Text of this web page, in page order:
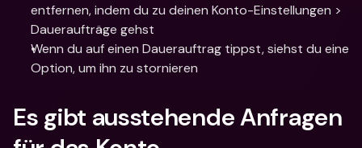
entfernen, indem du zu deinen Konto-Einstellungen >
Daueraufträge gehst
Wenn du auf einen Dauerauftrag tippst, siehst du eine
Option, um ihn zu stornieren
Es gibt ausstehende Anfragen